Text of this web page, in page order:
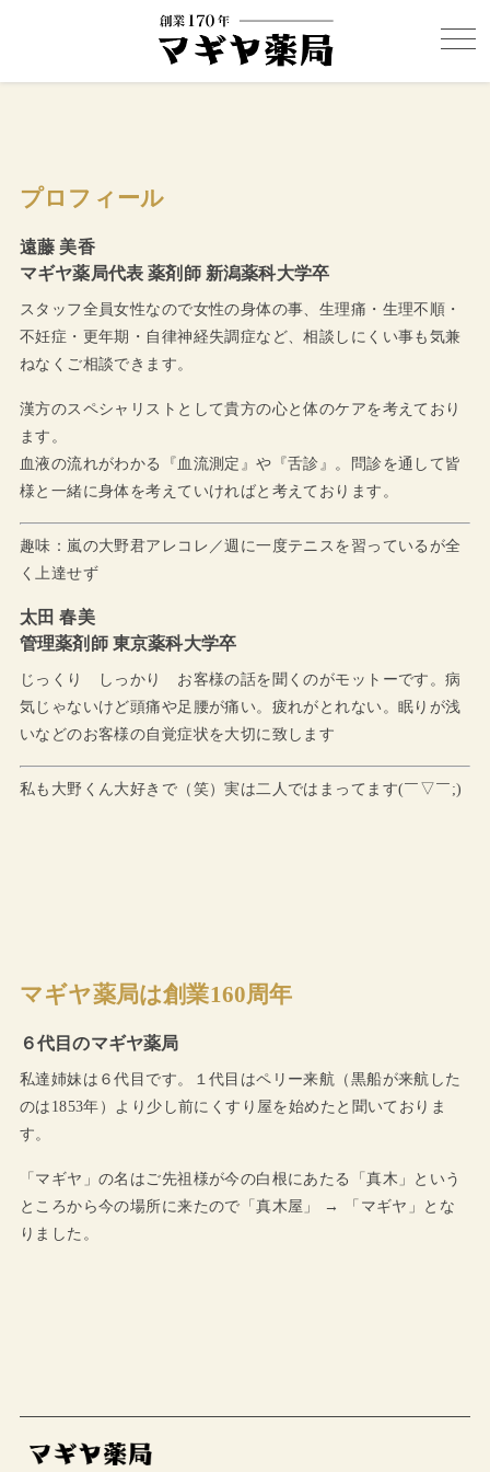
プロフィール
遠藤 美香
マギヤ薬局代表 薬剤師 新潟薬科大学卒
スタッフ全員女性なので女性の身体の事、生理痛・生理不順・
不妊症・更年期・自律神経失調症など、相談しにくい事も気兼
ねなくご相談できます。
漢方のスペシャリストとして貴方の心と体のケアを考えており
ます。
血液の流れがわかる『血流測定』や『舌診』。問診を通して皆
様と一緒に身体を考えていければと考えております。
趣味：嵐の大野君アレコレ／週に一度テニスを習っているが全
く上達せず
太田 春美
管理薬剤師 東京薬科大学卒
じっくり しっかり お客様の話を聞くのがモットーです。病
気じゃないけど頭痛や足腰が痛い。疲れがとれない。眠りが浅
いなどのお客様の自覚症状を大切に致します
私も大野くん大好きで（笑）実は二人ではまってます(￣▽￣;)
マギヤ薬局は創業160周年
６代目のマギヤ薬局
私達姉妹は６代目です。１代目はペリー来航（黒船が来航した
のは1853年）より少し前にくすり屋を始めたと聞いておりま
す。
「マギヤ」の名はご先祖様が今の白根にあたる「真木」という
ところから今の場所に来たので「真木屋」 → 「マギヤ」とな
りました。